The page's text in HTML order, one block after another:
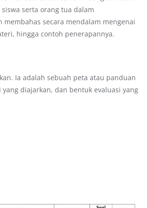
serta orang tua dalam
secara mendalam mengenai
hingga contoh penerapannya.
Ia adalah sebuah peta atau panduan
diajarkan, dan bentuk evaluasi yang